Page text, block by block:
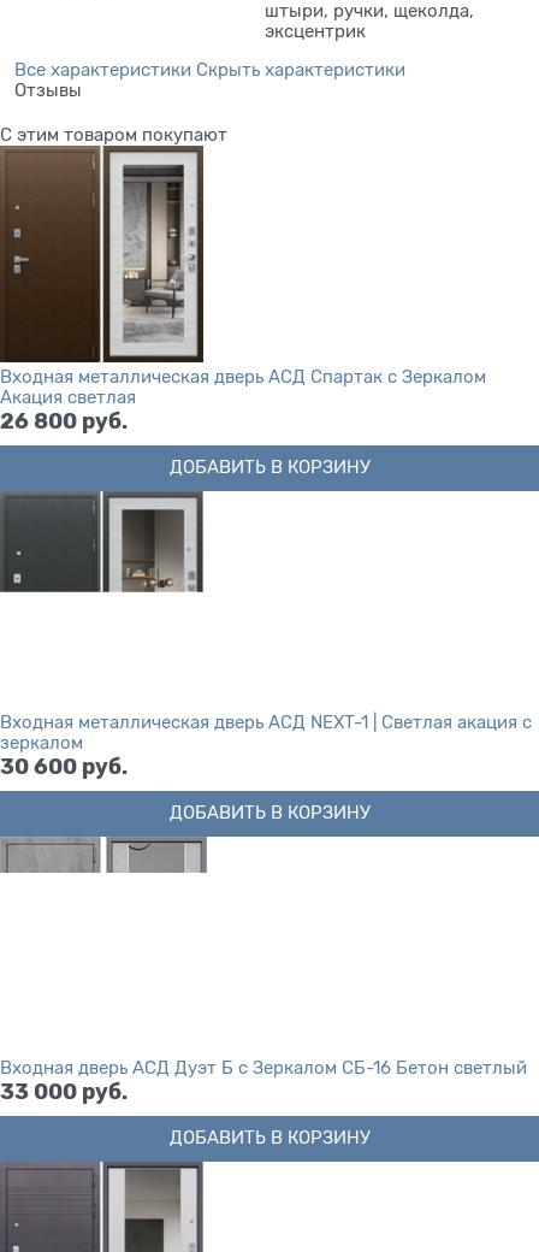
штыри, ручки, щеколда,
эксцентрик
Все характеристики Скрыть характеристики
Отзывы
С этим товаром покупают
Входная металлическая дверь АСД Спартак с Зеркалом
Акация светлая
26 800 руб.
ДОБАВИТЬ В КОРЗИНУ
Входная металлическая дверь АСД NEXT-1 | Светлая акация с
зеркалом
30 600 руб.
ДОБАВИТЬ В КОРЗИНУ
Входная дверь АСД Дуэт Б с Зеркалом СБ-16 Бетон светлый
33 000 руб.
ДОБАВИТЬ В КОРЗИНУ